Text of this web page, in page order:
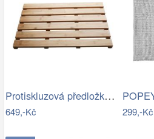
Protiskluzová předložka do koupelny…
649,-Kč 299,-Kč